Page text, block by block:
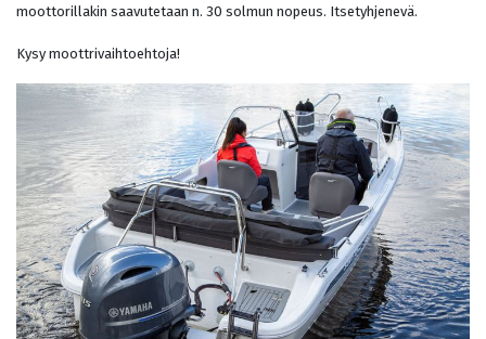
moottorillakin saavutetaan n. 30 solmun nopeus. Itsetyhjenevä.
Kysy moottrivaihtoehtoja!